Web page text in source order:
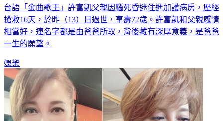
台語「金曲歌王」許富凱父親因腦死昏迷住進加護病房，歷經
搶救16天，於昨（13）日過世，享壽72歲。許富凱和父親感情
相當好，連名字都是由爸爸所取，背後藏有深厚意義，是爸爸
一生的願望。
娛樂